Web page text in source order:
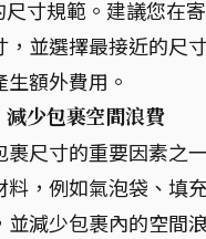
寸規範。建議您在
，並選擇最接近的尺
額外費用。
減少包裹空間浪費
裹尺寸的重要因素之
料，例如氣泡袋、填
減少包裹內的空間